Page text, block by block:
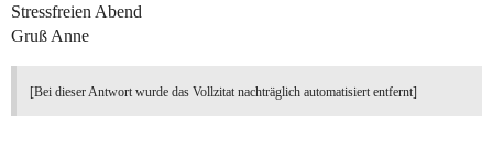
Stressfreien Abend
Gruß Anne
[Bei dieser Antwort wurde das Vollzitat nachträglich automatisiert entfernt]